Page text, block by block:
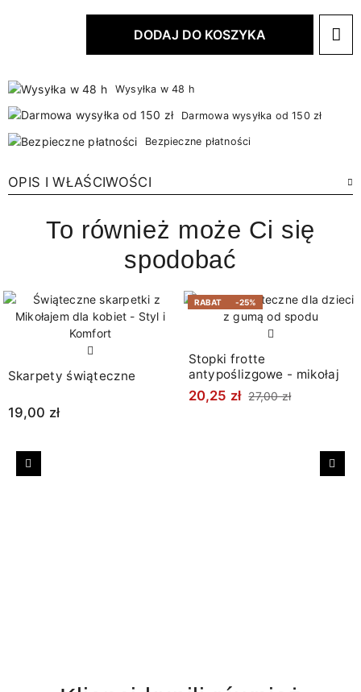
DODAJ DO KOSZYKA
Wysyłka w 48 h
Darmowa wysyłka od 150 zł
Bezpieczne płatności
OPIS I WŁAŚCIWOŚCI
To również może Ci się
spodobać
Skarpety świąteczne
19,00 zł
RABAT -25%
Stopki frotte
antypoślizgowe - mikołaj
20,25 zł 27,00 zł
Poprzedni